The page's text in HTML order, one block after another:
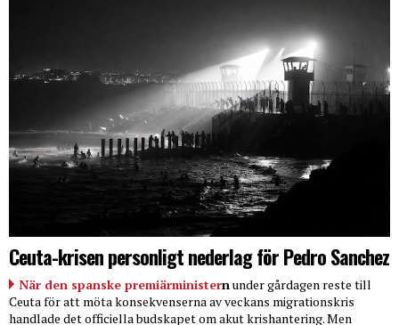
Ceuta-krisen personligt nederlag för Pedro Sanchez
När den spanske premiärministernunder gårdagen reste till
Ceuta för att möta konsekvenserna av veckans migrationskris
handlade det officiella budskapet om akut krishantering. Men